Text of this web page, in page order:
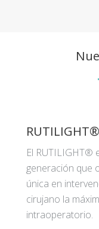
RUTILIGHT®
El RUTILIGHT®
generación que
única en
cirujano la
intraoperatorio.